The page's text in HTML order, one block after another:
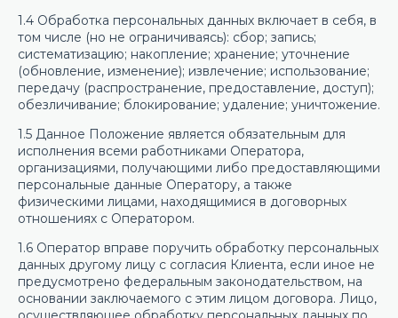
1.4 Обработка персональных данных включает в себя, в
том числе (но не ограничиваясь): сбор; запись;
систематизацию; накопление; хранение; уточнение
(обновление, изменение); извлечение; использование;
передачу (распространение, предоставление, доступ);
обезличивание; блокирование; удаление; уничтожение.
1.5 Данное Положение является обязательным для
исполнения всеми работниками Оператора,
организациями, получающими либо предоставляющими
персональные данные Оператору, а также
физическими лицами, находящимися в договорных
отношениях с Оператором.
1.6 Оператор вправе поручить обработку персональных
данных другому лицу с согласия Клиента, если иное не
предусмотрено федеральным законодательством, на
основании заключаемого с этим лицом договора. Лицо,